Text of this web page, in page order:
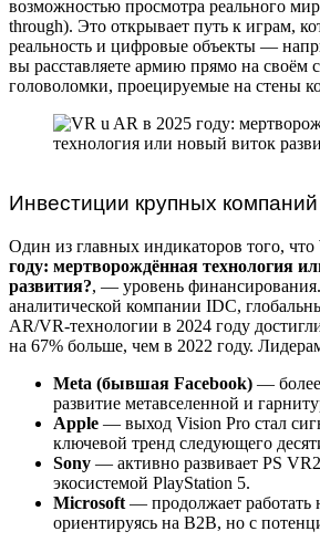
возможностью просмотра реального
through). Это открывает путь к играм,
реальность и цифровые объекты —
вы расставляете армию прямо на своём
головоломки, проецируемые на стены
Инвестиции крупных компаний
Один из главных индикаторов того, что
году: мертворождённая технология
развития?, — уровень
аналитической компании IDC,
AR/VR-технологии в 2024 году
на 67% больше, чем в 2022 году.
Meta (бывшая Facebook) —
развитие метавселенной и
Apple — выход Vision Pro стал
ключевой тренд следующего
Sony — активно развивает PS
экосистемой PlayStation 5.
Microsoft — продолжает работать
ориентируясь на B2B, но с